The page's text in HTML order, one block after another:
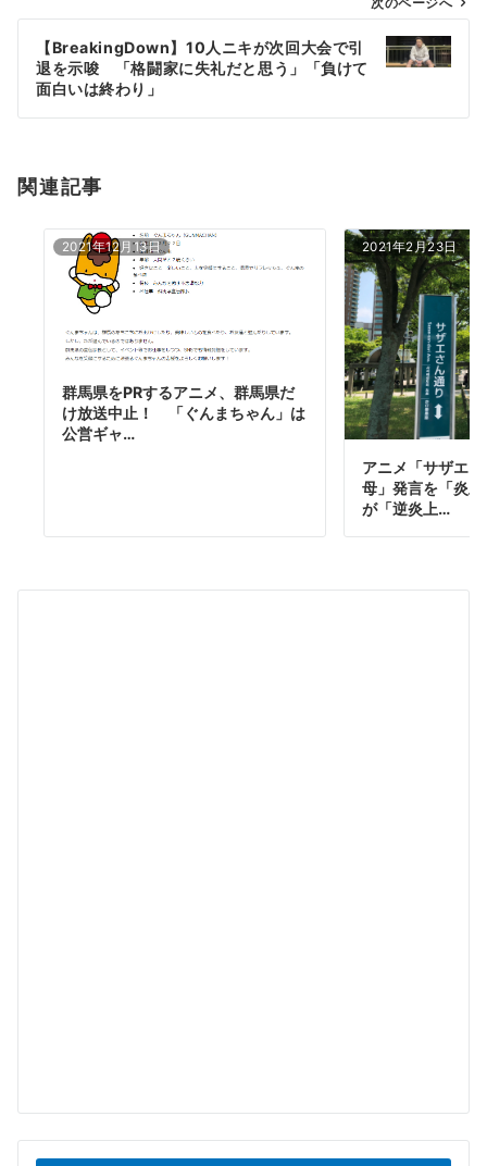
ン
次のページへ
【BreakingDown】10人ニキが次回大会で引
退を示唆 「格闘家に失礼だと思う」「負けて
面白いは終わり」
関連記事
2021年12月13日
群馬県をPRするアニメ、群馬県だ
け放送中止！ 「ぐんまちゃん」は
公営ギャ…
2021年2月23日
アニメ「サザエ
母」発言を「炎
が「逆炎上…